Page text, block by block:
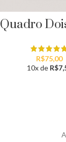
Quadro
R$75,00
10x de R$